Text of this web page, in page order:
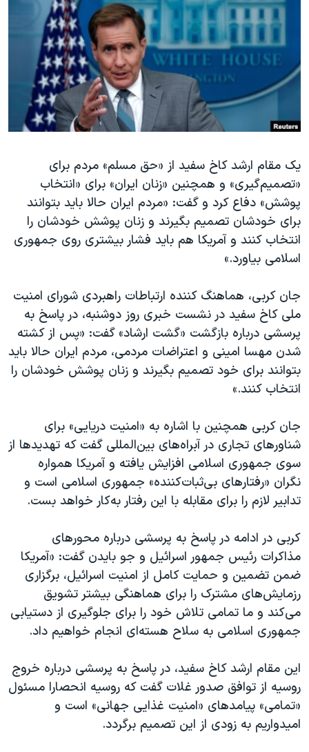
فرهنگ و زندگی
حقوق شهروندی
اقتصادی
علم و فناوری
اسرائیل در جنگ
آرشیو پخش زنده
مستندها
انتخابات ریاست جمهوری آمریکا ۲۰۲۴
حمله جمهوری اسلامی به اسرائیل
رمز مهسا
ورزش زنان در ایران
مجموعه مستندهای دادخواهی
تریبونال مردمی آبان ۹۸
دادگاه حمید نوری
چهل سال گروگان‌گیری
قانون شفافیت دارائی کادر رهبری ایران
اسرائیل در جنگ
نرگس محمدی برنده جایزه نوبل صلح
همایش محافظه‌کاران آمریکا «سی‌پک»
صفحه‌های ویژه
دنبال کنید
زبانهای مختلف
یک مقام ارشد کاخ سفید از «حق مسلم» مردم برای
«تصمیم‌گیری» و همچنین «زنان ایران» برای «انتخاب
پوشش» دفاع کرد و گفت: «مردم ایران حالا باید بتوانند
برای خودشان تصمیم بگیرند و زنان پوشش خودشان را
انتخاب کنند و آمریکا هم باید فشار بیشتری روی جمهوری
اسلامی بیاورد.»
جان کربی، هماهنگ کننده ارتباطات راهبردی شورای امنیت
ملی کاخ سفید در نشست خبری روز دوشنبه، در پاسخ به
پرسشی درباره بازگشت «گشت ارشاد» گفت: «پس از کشته
شدن مهسا امینی و اعتراضات مردمی، مردم ایران حالا باید
بتوانند برای خود تصمیم بگیرند و زنان پوشش خودشان را
انتخاب کنند.»
جان کربی همچنین با اشاره به «امنیت دریایی» برای
شناور‌های تجاری در آبراه‌های بین‌المللی گفت که تهدیدها از
سوی جمهوری اسلامی افزایش یافته و آمریکا همواره
نگران «رفتارهای بی‌ثبات‌کننده» جمهوری اسلامی است و
تدابیر لازم را برای مقابله با این رفتار به‌کار خواهد بست.
کربی در ادامه در پاسخ به پرسشی درباره محور‌های
مذاکرات رئیس جمهور اسرائیل و جو بایدن گفت: «آمریکا
ضمن تضمین و حمایت کامل از امنیت اسرائیل، برگزاری
رزمایش‌های مشترک را برای هماهنگی بیشتر تشویق
می‌کند و ما تمامی تلاش خود را برای جلوگیری از دستیابی
جمهوری اسلامی به سلاح هسته‌ای انجام خواهیم داد.
این مقام ارشد کاخ سفید، در پاسخ به پرسشی درباره خروج
روسیه از توافق صدور غلات گفت که روسیه انحصارا مسئول
«تمامی» پیامد‌های «امنیت غذایی جهانی» است و
امیدواریم به زودی از این تصمیم برگردد.